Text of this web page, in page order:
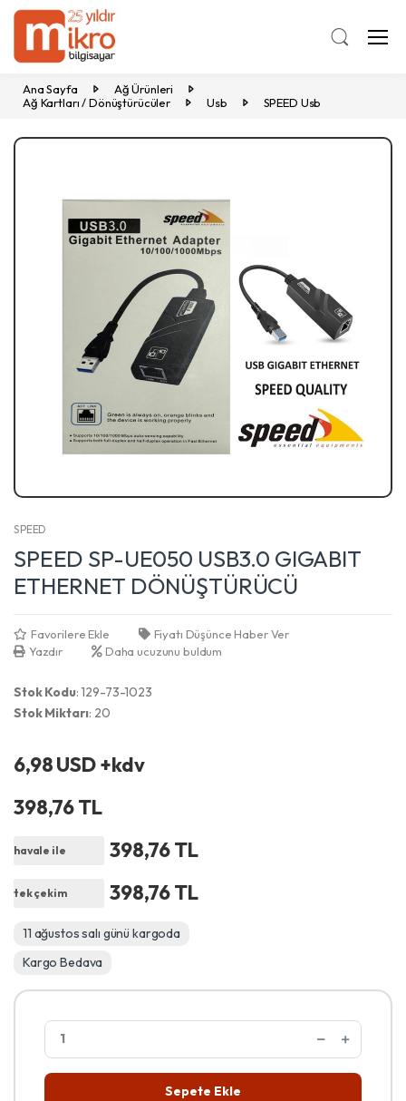
Ana Sayfa
Ağ Ürünleri
Ağ Kartları / Dönüştürücüler
Usb SPEED Usb
SPEED
SPEED SP-UE050 USB3.0 GIGABIT
ETHERNET DÖNÜŞTÜRÜCÜ
Favorilere Ekle
Fiyatı Düşünce Haber Ver
Yazdır
Daha ucuzunu buldum
Stok Kodu: 129-73-1023
Stok Miktarı: 20
6,98 USD +kdv
398,76 TL
havale ile 398,76 TL
tek çekim 398,76 TL
11 ağustos salı günü kargoda
Kargo Bedava
Sepete Ekle